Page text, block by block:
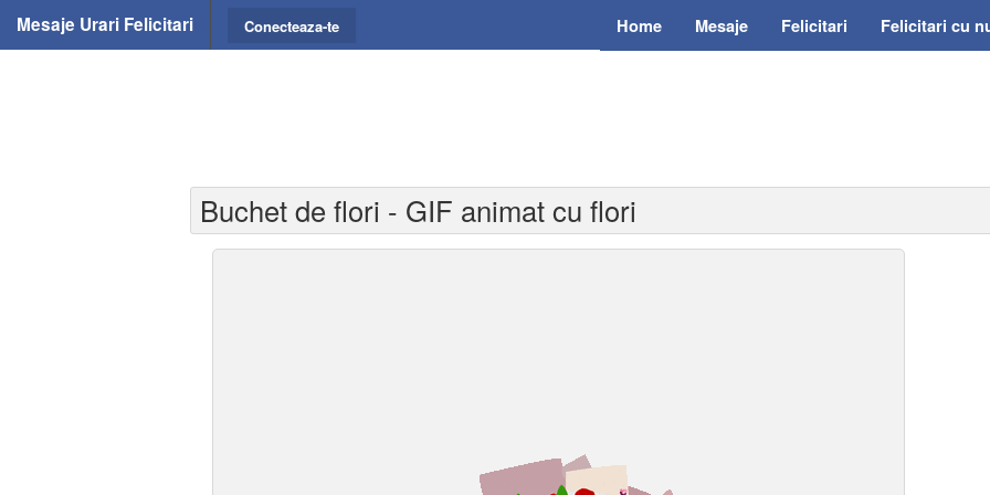
Mesaje Urari Felicitari Home Mesaje Felicitari Felicitari cu
Conecteaza-te
Buchet de flori - GIF animat cu flori